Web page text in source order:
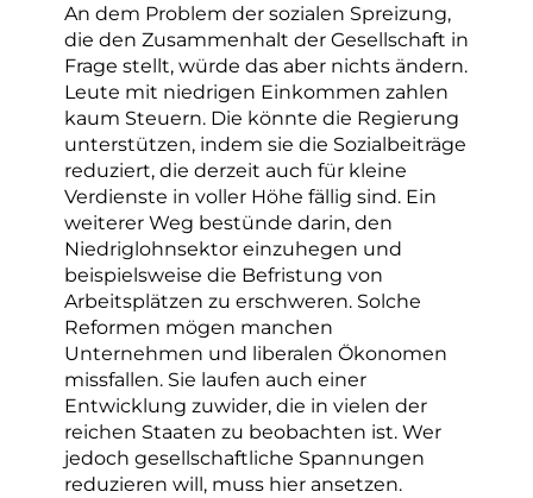
An dem Problem der sozialen Spreizung,
die den Zusammenhalt der Gesellschaft in
Frage stellt, würde das aber nichts ändern.
Leute mit niedrigen Einkommen zahlen
kaum Steuern. Die könnte die Regierung
unterstützen, indem sie die Sozialbeiträge
reduziert, die derzeit auch für kleine
Verdienste in voller Höhe fällig sind. Ein
weiterer Weg bestünde darin, den
Niedriglohnsektor einzuhegen und
beispielsweise die Befristung von
Arbeitsplätzen zu erschweren. Solche
Reformen mögen manchen
Unternehmen und liberalen Ökonomen
missfallen. Sie laufen auch einer
Entwicklung zuwider, die in vielen der
reichen Staaten zu beobachten ist. Wer
jedoch gesellschaftliche Spannungen
reduzieren will, muss hier ansetzen.